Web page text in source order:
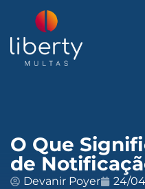
O Que
de
Devanir Poyer 24/